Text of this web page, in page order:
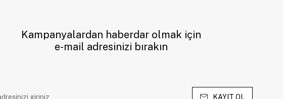
Kampanyalardan haberdar olmak için
e-mail adresinizi bırakın
KAYIT OL